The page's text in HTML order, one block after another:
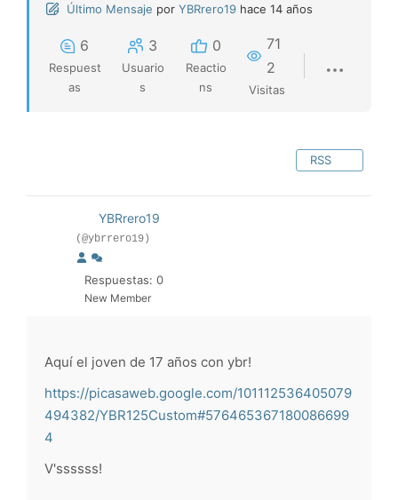
Último Mensaje por YBRrero19 hace 14 años
6
Respuest
as
3
Usuario
s
0
Reactio
ns
71
2
Visitas
RSS
YBRrero19
(@ybrrero19)
Respuestas: 0
New Member
Aquí el joven de 17 años con ybr!
https://picasaweb.google.com/101112536405079
494382/YBR125Custom#576465367180086699
4
V'ssssss!